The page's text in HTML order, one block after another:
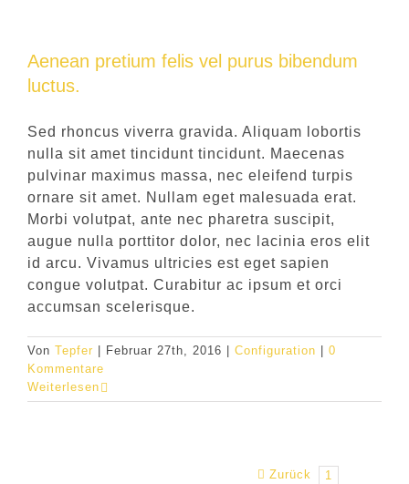
Aenean pretium felis vel purus bibendum
luctus.
Sed rhoncus viverra gravida. Aliquam lobortis
nulla sit amet tincidunt tincidunt. Maecenas
pulvinar maximus massa, nec eleifend turpis
ornare sit amet. Nullam eget malesuada erat.
Morbi volutpat, ante nec pharetra suscipit,
augue nulla porttitor dolor, nec lacinia eros elit
id arcu. Vivamus ultricies est eget sapien
congue volutpat. Curabitur ac ipsum et orci
accumsan scelerisque.
Von Tepfer Februar 27th, 2016 Configuration
0
Kommentare
Weiterlesen
Zurück 1